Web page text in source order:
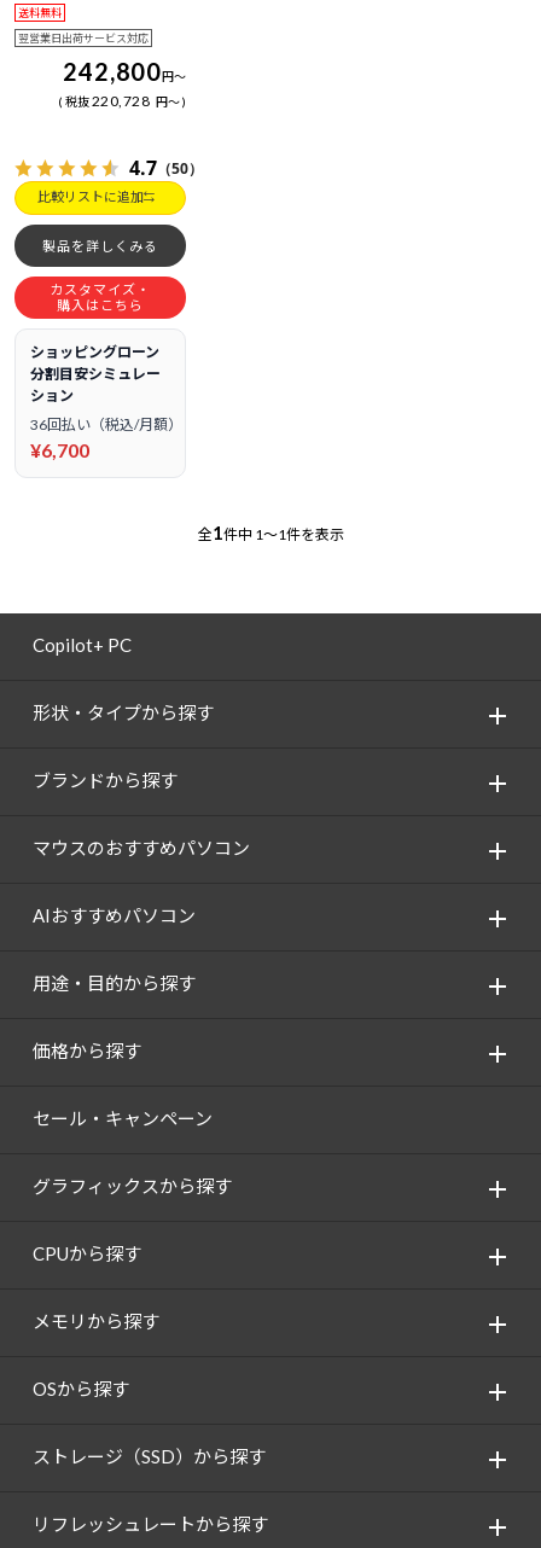
送料無料
翌営業日出荷サービス対応
242,800円～
税抜220,728 円～
4.7 （50）
比較リストに追加
製品を詳しくみる
カスタマイズ・
購入はこちら
ショッピングローン
分割目安シミュレー
ション
36回払い（税込/月額）
¥6,700
全1件中 1～1件を表示
Copilot+ PC
形状・タイプから探す
ブランドから探す
マウスのおすすめパソコン
AIおすすめパソコン
用途・目的から探す
価格から探す
セール・キャンペーン
グラフィックスから探す
CPUから探す
メモリから探す
OSから探す
ストレージ（SSD）から探す
リフレッシュレートから探す